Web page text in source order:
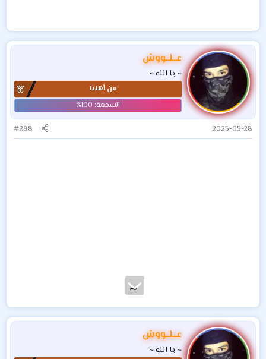
عــلــووش
~ يا الله ~
من أهلنا
2025-05-28
#288
~
عــلــووش
~ يا الله ~